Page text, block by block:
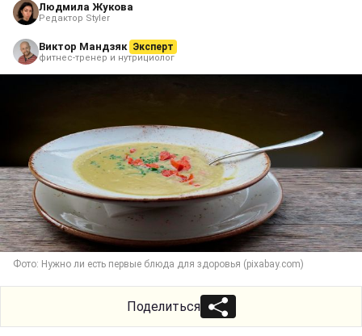
Людмила Жукова
Редактор Styler
Виктор Мандзяк Эксперт
фитнес-тренер и нутрициолог
Фото: Нужно ли есть первые блюда для здоровья (pixabay.com)
Поделиться